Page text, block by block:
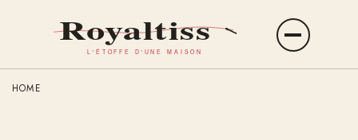
Ouvrir
le
HOME